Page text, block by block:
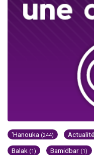
'Hanouka (244) Actualité
Balak (1) Bamidbar (1)